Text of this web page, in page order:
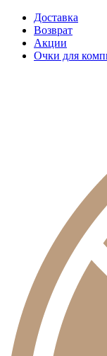
Доставка
Возврат
Акции
Очки для